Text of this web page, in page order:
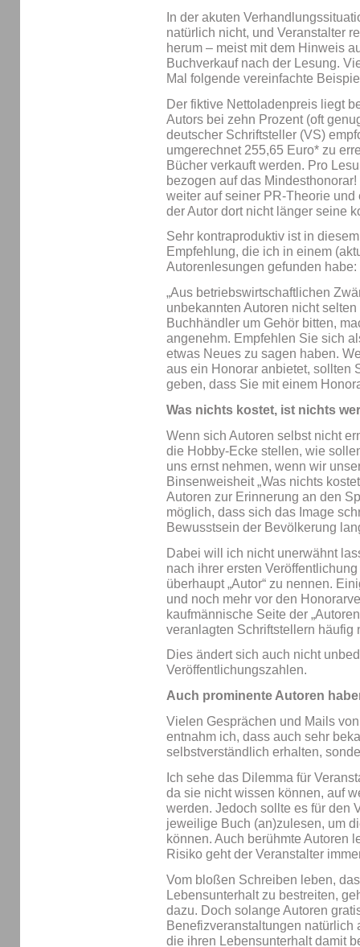
In der akuten
natürlich nicht, und Veranstalter
herum – meist mit dem Hinweis
Buchverkauf nach der Lesung.
Mal folgende vereinfachte
Der fiktive Nettoladenpreis liegt
Autors bei zehn Prozent (oft
deutscher Schriftsteller (VS)
umgerechnet 255,65 Euro* zu
Bücher verkauft werden. Pro
bezogen auf das
weiter auf seiner PR-Theorie
der Autor dort nicht länger seine
Sehr kontraproduktiv ist in
Empfehlung, die ich in einem
Autorenlesungen gefunden habe:
„Aus betriebswirtschaftlichen
unbekannten Autoren nicht
Buchhändler um Gehör bitten,
angenehm. Empfehlen Sie sich
etwas Neues zu sagen haben.
aus ein Honorar anbietet, sollten
geben, dass Sie mit einem
Was nichts kostet, ist nichts
Wenn sich Autoren selbst nicht
die Hobby-Ecke stellen, wie
uns ernst nehmen, wenn wir
Binsenweisheit „Was nichts
Autoren zur Erinnerung an den
möglich, dass sich das Image
Bewusstsein der Bevölkerung
Dabei will ich nicht unerwähnt
nach ihrer ersten
überhaupt „Autor“ zu nennen.
und noch mehr vor den
kaufmännische Seite der
veranlagten Schriftstellern häufig
Dies ändert sich auch nicht
Veröffentlichungszahlen.
Auch prominente Autoren
Vielen Gesprächen und Mails
entnahm ich, dass auch sehr
selbstverständlich erhalten,
Ich sehe das Dilemma für
da sie nicht wissen können, auf
werden. Jedoch sollte es für den
jeweilige Buch (an)zulesen, um
können. Auch berühmte Autoren
Risiko geht der Veranstalter
Vom bloßen Schreiben leben,
Lebensunterhalt zu bestreiten,
dazu. Doch solange Autoren
Benefizveranstaltungen
die ihren Lebensunterhalt damit